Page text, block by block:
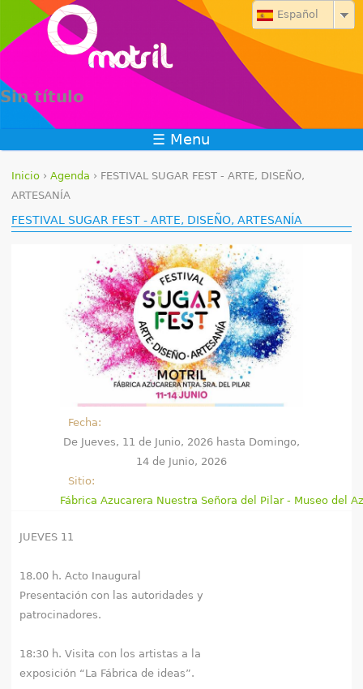
Jump to navigation
Sin título
Español
☰ Menu
S
e
u
s
d
Inicio ›Agenda › FESTIVAL SUGAR FEST - ARTE, DISEÑO,
ARTESANÍA
FESTIVAL SUGAR FEST - ARTE, DISEÑO, ARTESANÍA
Fecha:
De Jueves, 11 de Junio, 2026hasta Domingo,
14 de Junio, 2026
Sitio:
Fábrica Azucarera Nuestra Señora del Pilar - Museo del
JUEVES 11
18.00 h. Acto Inaugural
Presentación con las autoridades y
patrocinadores.
18:30 h. Visita con los artistas a la
exposición “La Fábrica de ideas”.